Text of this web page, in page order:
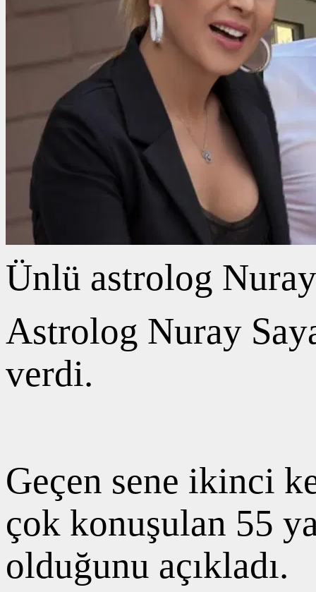
Ünlü astrolog
Astrolog Nuray
verdi.
Geçen sene ikinci
çok konuşulan 55
olduğunu açıkladı.